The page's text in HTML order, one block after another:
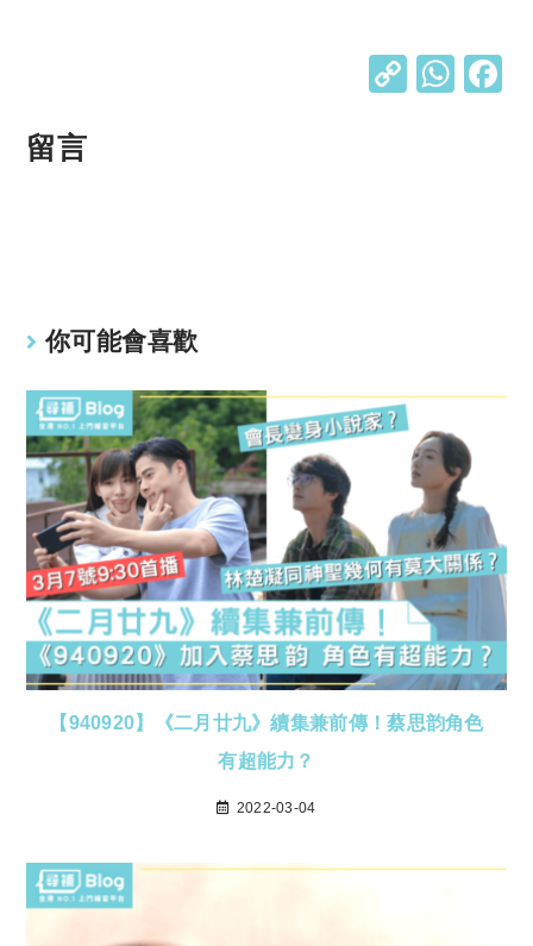
C W
留言
你可能會喜歡
【940920】《二月廿九》續集兼前傳！蔡思韵角色
有超能力？
2022-03-04